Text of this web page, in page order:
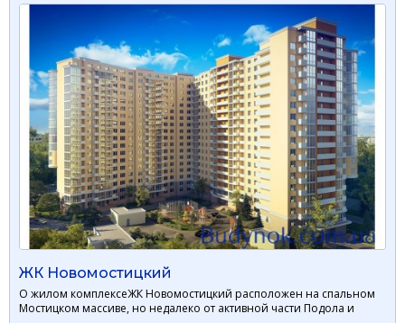
ЖК Новомостицкий
О жилом комплексеЖК Новомостицкий расположен на спальном
Мостицком массиве, но недалеко от активной части Подола и